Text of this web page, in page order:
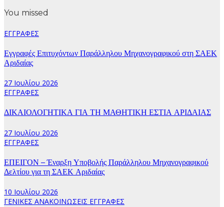
You missed
ΕΓΓΡΑΦΕΣ
Εγγραφές Επιτυχόντων Παράλληλου Μηχανογραφικού στη ΣΑΕΚ
Αριδαίας
27 Ιουλίου 2026
ΕΓΓΡΑΦΕΣ
ΔΙΚΑΙΟΛΟΓΗΤΙΚΑ ΓΙΑ ΤΗ ΜΑΘΗΤΙΚΗ ΕΣΤΙΑ ΑΡΙΔΑΙΑΣ
27 Ιουλίου 2026
ΕΓΓΡΑΦΕΣ
ΕΠΕΙΓΟΝ – Έναρξη Υποβολής Παράλληλου Μηχανογραφικού
Δελτίου για τη ΣΑΕΚ Αριδαίας
10 Ιουλίου 2026
ΓΕΝΙΚΕΣ ΑΝΑΚΟΙΝΩΣΕΙΣ ΕΓΓΡΑΦΕΣ